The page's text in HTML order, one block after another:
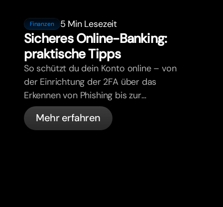
Finanzen 5 Min Lesezeit
Sicheres Online-Banking:
praktische Tipps
So schützt du dein Konto online – von
der Einrichtung der 2FA über das
Erkennen von Phishing bis zur
Kartenverwaltung und den
automatischen Sicherheitsfunktionen
Mehr erfahren